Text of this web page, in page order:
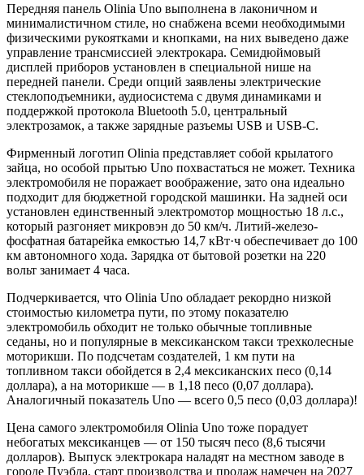
Передняя панель Olinia Uno выполнена в лаконичном и
минималистичном стиле, но снабжена всеми необходимыми
физическими рукоятками и кнопками, на них выведено даже
управление трансмиссией электрокара. Семидюймовый
дисплей приборов установлен в специальной нише на
передней панели. Среди опций заявлены электрические
стеклоподъемники, аудиосистема с двумя динамиками и
поддержкой протокола Bluetooth 5.0, центральный
электрозамок, а также зарядные разъемы USB и USB-C.
Фирменный логотип Olinia представляет собой крылатого
зайца, но особой прытью Uno похвастаться не может. Техника
электромобиля не поражает воображение, зато она идеально
подходит для бюджетной городской машинки. На задней оси
установлен единственный электромотор мощностью 18 л.с.,
который разгоняет микровэн до 50 км/ч. Литий-железо-
фосфатная батарейка емкостью 14,7 кВт·ч обеспечивает до 100
км автономного хода. Зарядка от бытовой розетки на 220
вольт занимает 4 часа.
Подчеркивается, что Olinia Uno обладает рекордно низкой
стоимостью километра пути, по этому показателю
электромобиль обходит не только обычные топливные
седаны, но и популярные в мексиканском такси трехколесные
моторикши. По подсчетам создателей, 1 км пути на
топливном такси обойдется в 2,4 мексиканских песо (0,14
доллара), а на моторикше — в 1,18 песо (0,07 доллара).
Аналогичный показатель Uno — всего 0,5 песо (0,03 доллара)!
Цена самого электромобиля Olinia Uno тоже порадует
небогатых мексиканцев — от 150 тысяч песо (8,6 тысячи
долларов). Выпуск электрокара наладят на местном заводе в
городе Пуэбла, старт производства и продаж намечен на 2027